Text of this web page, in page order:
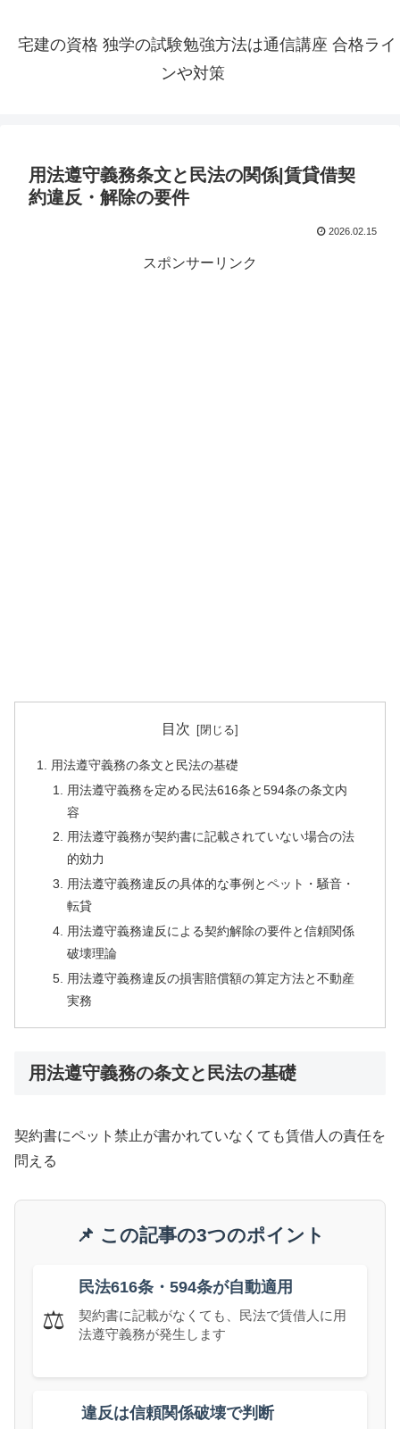
宅建の資格 独学の試験勉強方法は通信講座 合格ライ
ンや対策
用法遵守義務条文と民法の関係|賃貸借契
約違反・解除の要件
2026.02.15
スポンサーリンク
目次
用法遵守義務の条文と民法の基礎
用法遵守義務を定める民法616条と594条の条文内
容
用法遵守義務が契約書に記載されていない場合の法
的効力
用法遵守義務違反の具体的な事例とペット・騒音・
転貸
用法遵守義務違反による契約解除の要件と信頼関係
破壊理論
用法遵守義務違反の損害賠償額の算定方法と不動産
実務
用法遵守義務の条文と民法の基礎
契約書にペット禁止が書かれていなくても賃借人の責任を
問える
📌 この記事の3つのポイント
⚖️
民法616条・594条が自動適用
契約書に記載がなくても、民法で賃借人に用
法遵守義務が発生します
違反は信頼関係破壊で判断